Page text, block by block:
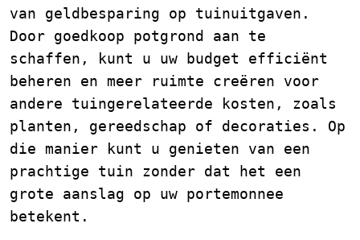
van geldbesparing op tuinuitgaven.
Door goedkoop potgrond aan te
schaffen, kunt u uw budget efficiënt
beheren en meer ruimte creëren voor
andere tuingerelateerde kosten, zoals
planten, gereedschap of decoraties. Op
die manier kunt u genieten van een
prachtige tuin zonder dat het een
grote aanslag op uw portemonnee
betekent.